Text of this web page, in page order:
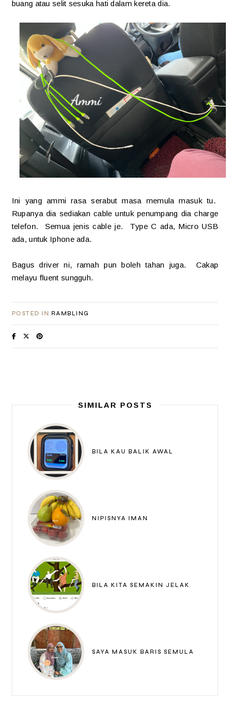
buang atau selit sesuka hati dalam kereta dia.
Ini yang ammi rasa serabut masa memula masuk tu.
Rupanya dia sediakan cable untuk penumpang dia charge
telefon. Semua jenis cable je. Type C ada, Micro USB
ada, untuk Iphone ada.
Bagus driver ni, ramah pun boleh tahan juga. Cakap
melayu fluent sungguh.
POSTED IN RAMBLING
SIMILAR POSTS
BILA KAU BALIK AWAL
NIPISNYA IMAN
BILA KITA SEMAKIN JELAK
SAYA MASUK BARIS SEMULA